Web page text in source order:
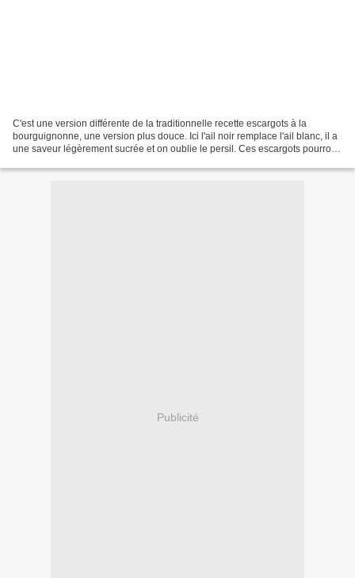
C'est une version différente de la traditionnelle recette escargots à la
bourguignonne, une version plus douce. Ici l'ail noir remplace l'ail blanc, il a
une saveur légèrement sucrée et on oublie le persil. Ces escargots pourront
Publicité